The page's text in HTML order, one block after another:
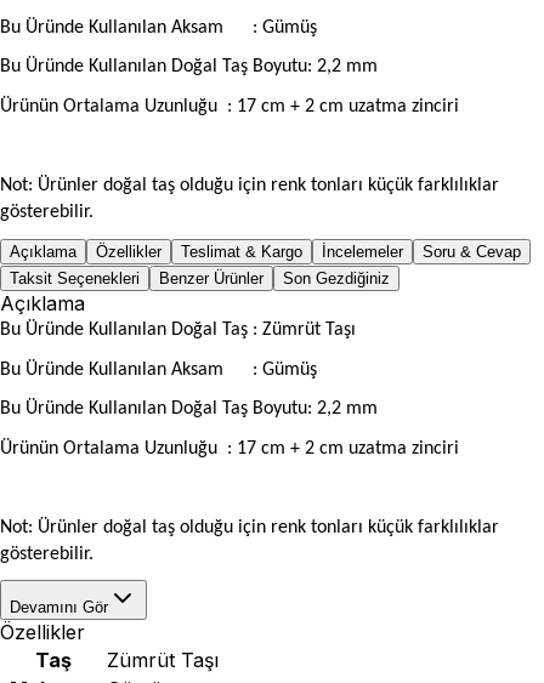
Bu Üründe Kullanılan Aksam : Gümüş
Bu Üründe Kullanılan Doğal Taş Boyutu: 2,2 mm
Ürünün Ortalama Uzunluğu : 17 cm + 2 cm uzatma zinciri
Not: Ürünler doğal taş olduğu için renk tonları küçük farklılıklar
gösterebilir.
Açıklama Özellikler Teslimat & Kargo İncelemeler
Soru & Cevap
Taksit Seçenekleri
Benzer Ürünler Son Gezdiğiniz
Açıklama
Bu Üründe Kullanılan Doğal Taş : Zümrüt Taşı
Bu Üründe Kullanılan Aksam : Gümüş
Bu Üründe Kullanılan Doğal Taş Boyutu: 2,2 mm
Ürünün Ortalama Uzunluğu : 17 cm + 2 cm uzatma zinciri
Not: Ürünler doğal taş olduğu için renk tonları küçük farklılıklar
gösterebilir.
Devamını Gör
Özellikler
Taş
Zümrüt Taşı